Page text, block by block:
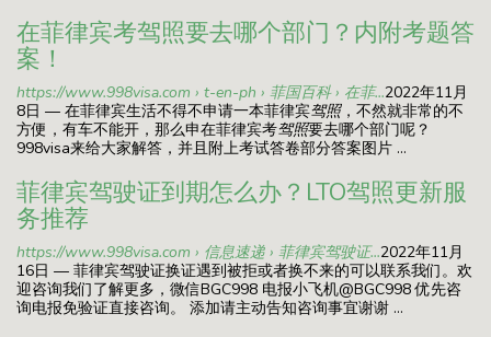
在菲律宾考驾照要去哪个部门？内附考题答
案！
https://www.998visa.com › t-en-ph › 菲国百科 › 在菲...2022年11月
8日 — 在菲律宾生活不得不申请一本菲律宾驾照，不然就非常的不
方便，有车不能开，那么申在菲律宾考驾照要去哪个部门呢？
998visa来给大家解答，并且附上考试答卷部分答案图片 ...
菲律宾驾驶证到期怎么办？LTO驾照更新服
务推荐
https://www.998visa.com › 信息速递 › 菲律宾驾驶证...2022年11月
16日 — 菲律宾驾驶证换证遇到被拒或者换不来的可以联系我们。欢
迎咨询我们了解更多，微信BGC998 电报小飞机@BGC998 优先咨
询电报免验证直接咨询。 添加请主动告知咨询事宜谢谢 ...